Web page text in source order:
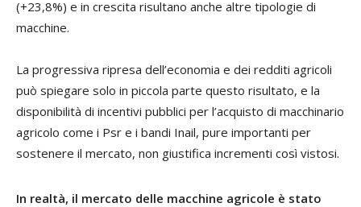
(+23,8%) e in crescita risultano anche altre tipologie di
macchine.
La progressiva ripresa dell’economia e dei redditi agricoli
può spiegare solo in piccola parte questo risultato, e la
disponibilità di incentivi pubblici per l’acquisto di macchinario
agricolo come i Psr e i bandi Inail, pure importanti per
sostenere il mercato, non giustifica incrementi così vistosi.
In realtà, il mercato delle macchine agricole è stato